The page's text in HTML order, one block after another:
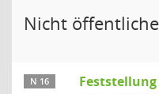
Nicht
N 16